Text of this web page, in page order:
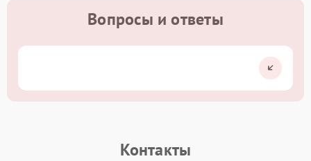
Вопросы и ответы
Контакты